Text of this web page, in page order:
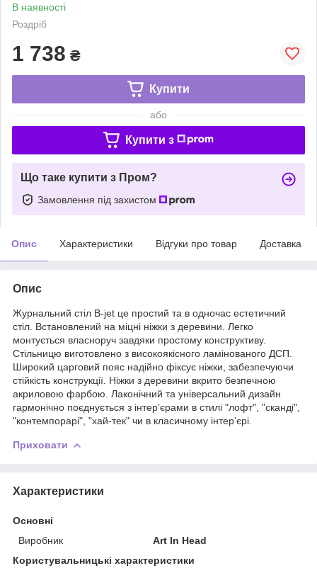
В наявності
Роздріб
1 738 ₴
Купити
або
Купити з
Що таке купити з Пром?
Замовлення під захистом
Опис Характеристики Відгуки про товар Доставка
Опис
Журнальний стіл B-jet це простий та в одночас естетичний
стіл. Встановлений на міцні ніжки з деревини. Легко
монтується власноруч завдяки простому конструктиву.
Стільницю виготовлено з високоякісного ламінованого ДСП.
Широкий царговий пояс надійно фіксує ніжки, забезпечуючи
стійкість конструкції. Ніжки з деревини вкрито безпечною
акриловою фарбою. Лаконічний та універсальний дизайн
гармонічно поєднується з інтер’єрами в стилі "лофт", "сканді",
"контемпорарі", "хай-тек" чи в класичному інтер’єрі.
Приховати
Характеристики
Основні
Виробник
Art In Head
Користувальницькі характеристики